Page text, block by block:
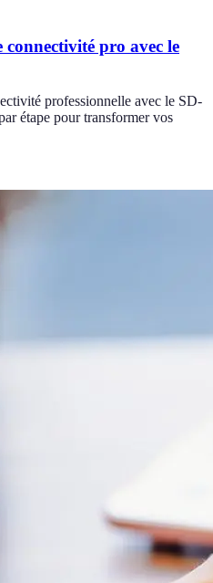
pro avec le
professionnelle avec le SD-
étape pour transformer vos